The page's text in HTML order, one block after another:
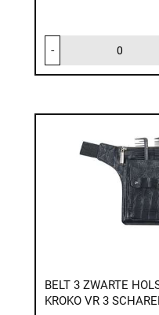
-
BELT 3 ZWARTE
KROKO VR 3